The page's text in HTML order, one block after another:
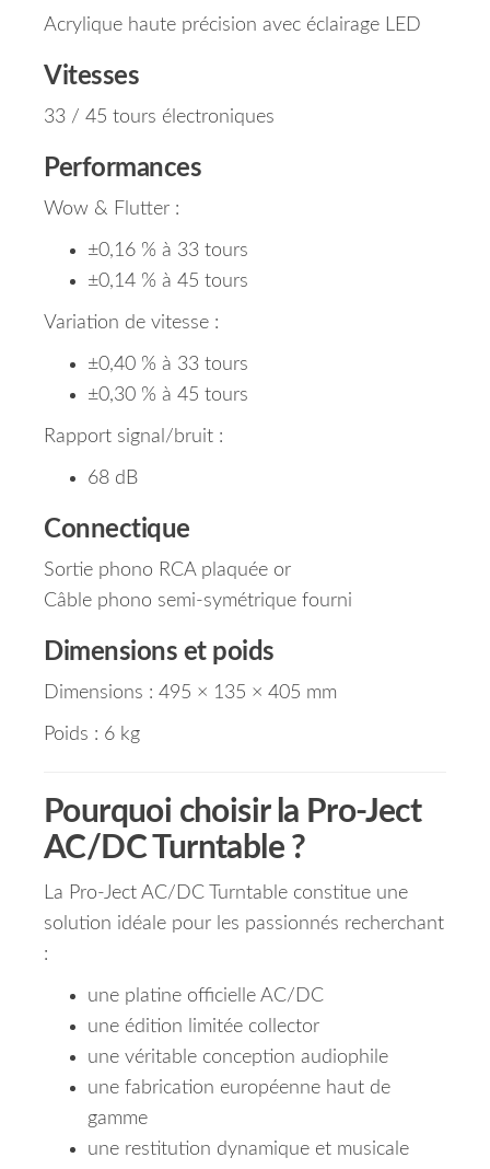
Acrylique haute précision avec éclairage LED
Vitesses
33 / 45 tours électroniques
Performances
Wow & Flutter :
±0,16 % à 33 tours
±0,14 % à 45 tours
Variation de vitesse :
±0,40 % à 33 tours
±0,30 % à 45 tours
Rapport signal/bruit :
68 dB
Connectique
Sortie phono RCA plaquée or
Câble phono semi-symétrique fourni
Dimensions et poids
Dimensions : 495 × 135 × 405 mm
Poids : 6 kg
Pourquoi choisir la Pro-Ject
AC/DC Turntable ?
La Pro-Ject AC/DC Turntable constitue une
solution idéale pour les passionnés recherchant
:
une platine officielle AC/DC
une édition limitée collector
une véritable conception audiophile
une fabrication européenne haut de
gamme
une restitution dynamique et musicale